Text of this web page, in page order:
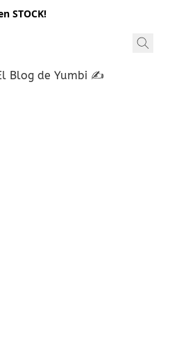
STOCK!
Blog de Yumbi ✍️